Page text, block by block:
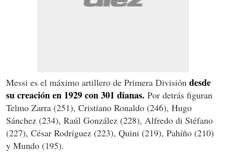
Messi es el máximo artillero de Primera División desde
su creación en 1929 con 301 dianas. Por detrás figuran
Telmo Zarra (251), Cristiano Ronaldo (246), Hugo
Sánchez (234), Raúl González (228), Alfredo di Stéfano
(227), César Rodríguez (223), Quini (219), Pahíño (210)
y Mundo (195).